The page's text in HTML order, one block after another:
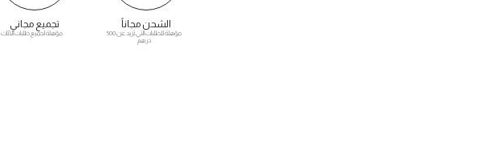
الشحن مجاناً
مؤهلة للطلبات التي تزيد عن 500
درهم
تجميع مجاني
مؤهلة لجميع طلبات الأثاث